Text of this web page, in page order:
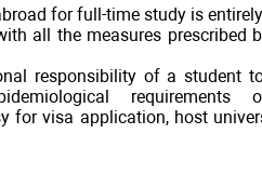
for full-time study is
all the measures prescribed
responsibility of a student
for visa application, host